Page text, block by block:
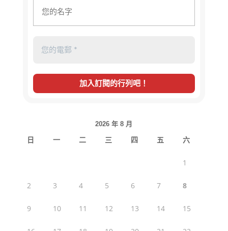
2026 年 8 月
日 一 二 三 四 五 六
1
2 3 4 5 6 7 8
9 10 11 12 13 14 15